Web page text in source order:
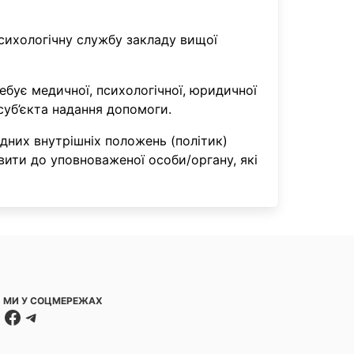
службу закладу вищої
медичної, психологічної, юридичної
надання допомоги.
внутрішніх положень (політик)
до уповноваженої особи/органу, які
МИ У СОЦМЕРЕЖАХ
Facebook
Telegram